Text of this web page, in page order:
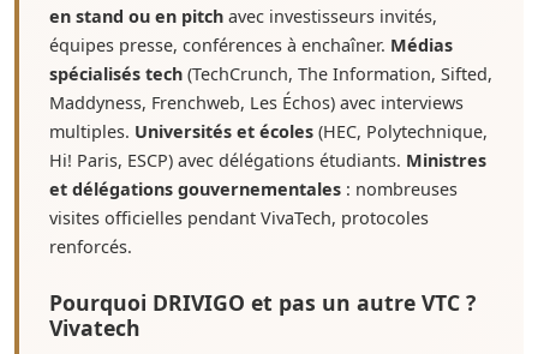
en stand ou en pitch avec investisseurs invités,
équipes presse, conférences à enchaîner. Médias
spécialisés tech (TechCrunch, The Information, Sifted,
Maddyness, Frenchweb, Les Échos) avec interviews
multiples. Universités et écoles (HEC, Polytechnique,
Hi! Paris, ESCP) avec délégations étudiants. Ministres
et délégations gouvernementales : nombreuses
visites officielles pendant VivaTech, protocoles
renforcés.
Pourquoi DRIVIGO et pas un autre VTC ?
Vivatech